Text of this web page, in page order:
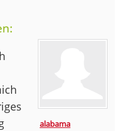
alabama